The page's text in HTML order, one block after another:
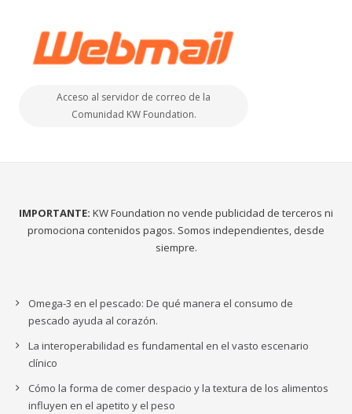
Acceso al servidor de correo de la
Comunidad KW Foundation.
IMPORTANTE: KW Foundation no vende publicidad de terceros ni
promociona contenidos pagos. Somos independientes, desde
siempre.
Omega-3 en el pescado: De qué manera el consumo de
pescado ayuda al corazón.
La interoperabilidad es fundamental en el vasto escenario
clínico
Cómo la forma de comer despacio y la textura de los alimentos
influyen en el apetito y el peso